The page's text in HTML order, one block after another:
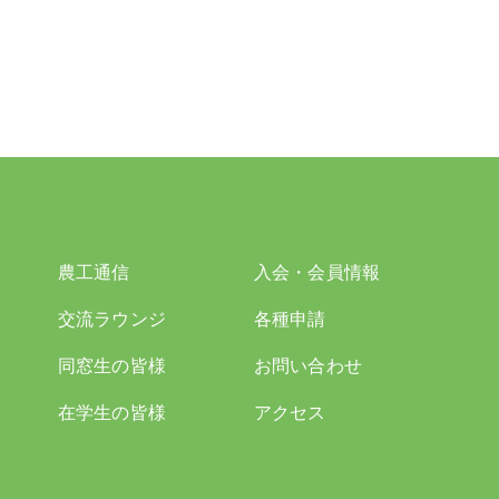
農工通信
交流ラウンジ
同窓生の皆様
在学生の皆様
入会・会員情報
各種申請
お問い合わせ
アクセス